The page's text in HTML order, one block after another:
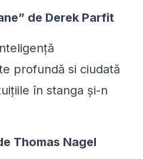
de Derek Parfit
profundă si ciudată
în stanga şi-n
Thomas Nagel